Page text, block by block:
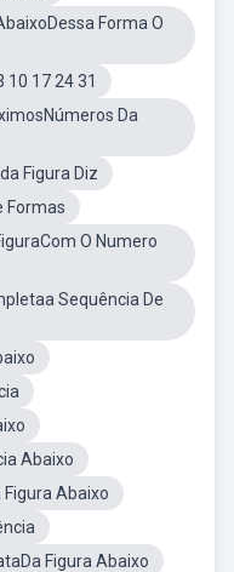
Forma O
10 17 24 31
Da
Figura Diz
Formas
O Numero
Sequência De
Abaixo
Abaixo
Figura Abaixo